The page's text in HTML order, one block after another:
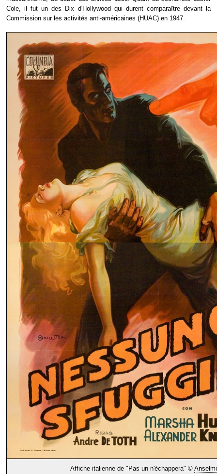
Cole, il fut un des Dix d'Hollywood qui durent comparaître devant la
Commission sur les activités anti-américaines (HUAC) en 1947.
Affiche italienne de "Pas un n'échappera" ©